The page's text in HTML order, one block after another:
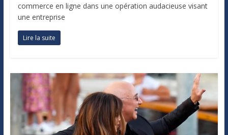
commerce en ligne dans une opération audacieuse visant
une entreprise
Lire la suite